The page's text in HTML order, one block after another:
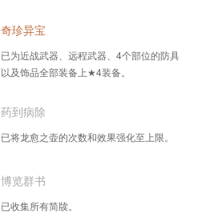
奇珍异宝
已为近战武器、远程武器、4个部位的防具
以及饰品全部装备上★4装备。
药到病除
已将龙愈之壶的次数和效果强化至上限。
博览群书
已收集所有简牍。